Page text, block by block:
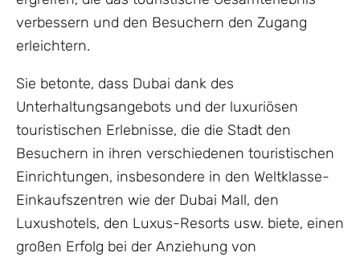
verbessern und den Besuchern den Zugang
erleichtern.
Sie betonte, dass Dubai dank des
Unterhaltungsangebots und der luxuriösen
touristischen Erlebnisse, die die Stadt den
Besuchern in ihren verschiedenen touristischen
Einrichtungen, insbesondere in den Weltklasse-
Einkaufszentren wie der Dubai Mall, den
Luxushotels, den Luxus-Resorts usw. biete, einen
großen Erfolg bei der Anziehung von